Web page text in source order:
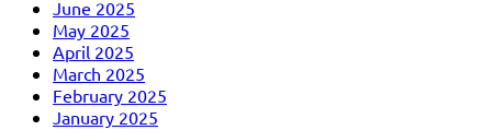
June 2025
May 2025
April 2025
March 2025
February 2025
January 2025